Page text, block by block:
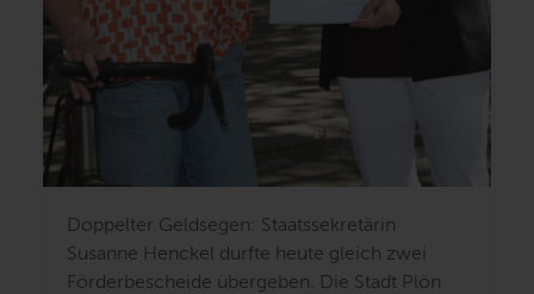
Doppelter Geldsegen: Staatssekretärin
Susanne Henckel durfte heute gleich zwei
Förderbescheide übergeben. Die Stadt Plön